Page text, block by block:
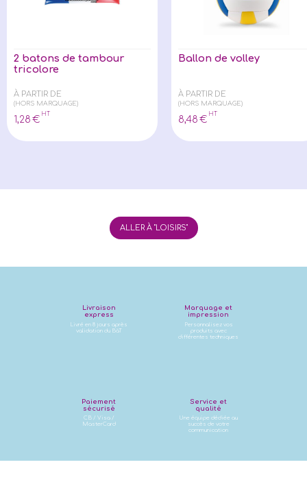
2 batons de tambour
tricolore
À PARTIR DE
(HORS MARQUAGE)
1,28 €
HT
Ballon de volley
À PARTIR DE
(HORS MARQUAGE)
8,48 €
HT
ALLER À "LOISIRS"
Livraison
express
Livré en 8 jours après
validation du BàT
Marquage et
impression
Personnalisez vos
produits avec
différentes techniques
Paiement
sécurisé
CB / Visa /
MasterCard
Service et
qualité
Une équipe dédiée au
succès de votre
communication